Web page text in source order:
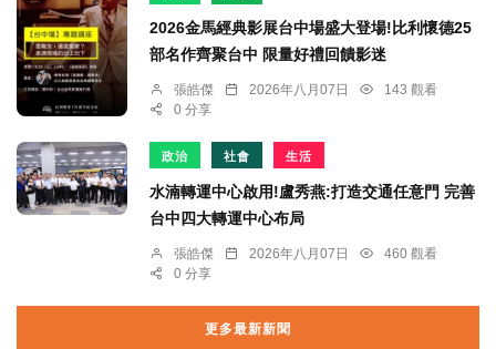
2026金馬經典影展台中場盛大登場!比利懷德25
部名作齊聚台中 限量好禮回饋影迷
張皓傑 2026年八月07日
143 觀看
0 分享
政治 社會 生活
水湳轉運中心啟用!盧秀燕:打造交通任意門 完善
台中四大轉運中心布局
張皓傑 2026年八月07日
460 觀看
0 分享
更多最新新聞